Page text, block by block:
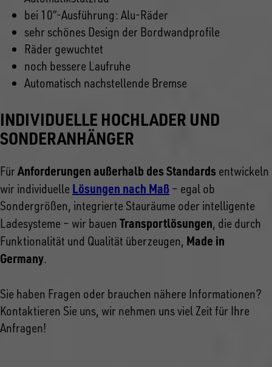
bei 10“-Ausführung: Alu-Räder
sehr schönes Design der Bordwandprofile
Räder gewuchtet
noch bessere Laufruhe
Automatisch nachstellende Bremse
INDIVIDUELLE HOCHLADER UND
SONDERANHÄNGER
FürAnforderungen außerhalb des Standards entwickeln
wir individuelle Lösungen nach Maß – egal ob
Sondergrößen, integrierte Stauräume oder intelligente
Ladesysteme – wir bauen Transportlösungen, die durch
Funktionalität und Qualität überzeugen, Made in
Germany.
Sie haben Fragen oder brauchen nähere Informationen?
Kontaktieren Sie uns, wir nehmen uns viel Zeit für Ihre
Anfragen!